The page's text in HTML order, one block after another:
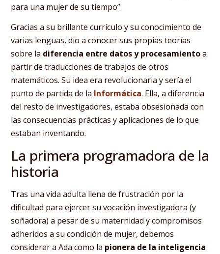
para una mujer de su tiempo”.
Gracias a su brillante currículo y su conocimiento de
varias lenguas, dio a conocer sus propias teorías
sobre la diferencia entre datos y procesamientoa
partir de traducciones de trabajos de otros
matemáticos. Su idea era revolucionaria y sería el
punto de partida de la Informática. Ella, a diferencia
del resto de investigadores, estaba obsesionada con
las consecuencias prácticas y aplicaciones de lo que
estaban inventando.
La primera programadora de la
historia
Tras una vida adulta llena de frustración por la
dificultad para ejercer su vocación investigadora (y
soñadora) a pesar de su maternidad y compromisos
adheridos a su condición de mujer, debemos
considerar a Ada como la pionera de la inteligencia